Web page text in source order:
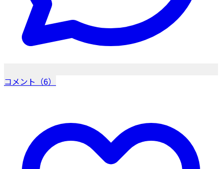
コメント（6）